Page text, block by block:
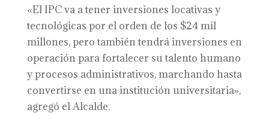
«El IPC va a tener inversiones locativas y
tecnológicas por el orden de los $24 mil
millones, pero también tendrá inversiones en
operación para fortalecer su talento humano
y procesos administrativos, marchando hasta
convertirse en una institución universitaria»,
agregó el Alcalde.